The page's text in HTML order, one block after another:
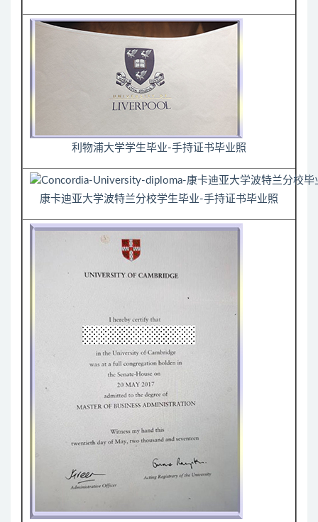
利物浦大学学生毕业-手持证书毕业照
康卡迪亚大学波特兰分校学生毕业-手持证书毕业照